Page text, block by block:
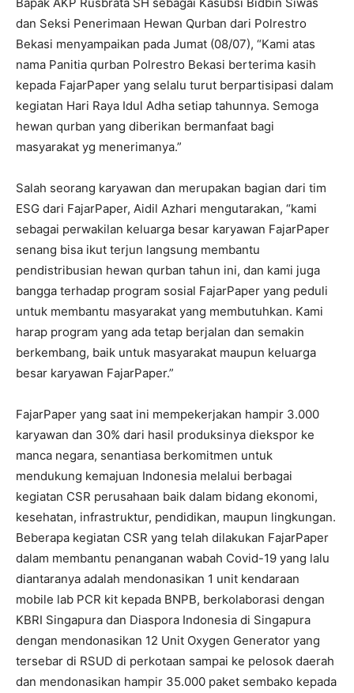
dan Seksi Penerimaan Hewan Qurban dari Polrestro
Bekasi menyampaikan pada Jumat (08/07), “Kami atas
nama Panitia qurban Polrestro Bekasi berterima kasih
kepada FajarPaper yang selalu turut berpartisipasi dalam
kegiatan Hari Raya Idul Adha setiap tahunnya. Semoga
hewan qurban yang diberikan bermanfaat bagi
masyarakat yg menerimanya.”
Salah seorang karyawan dan merupakan bagian dari tim
ESG dari FajarPaper, Aidil Azhari mengutarakan, “kami
sebagai perwakilan keluarga besar karyawan FajarPaper
senang bisa ikut terjun langsung membantu
pendistribusian hewan qurban tahun ini, dan kami juga
bangga terhadap program sosial FajarPaper yang peduli
untuk membantu masyarakat yang membutuhkan. Kami
harap program yang ada tetap berjalan dan semakin
berkembang, baik untuk masyarakat maupun keluarga
besar karyawan FajarPaper.”
FajarPaper yang saat ini mempekerjakan hampir 3.000
karyawan dan 30% dari hasil produksinya diekspor ke
manca negara, senantiasa berkomitmen untuk
mendukung kemajuan Indonesia melalui berbagai
kegiatan CSR perusahaan baik dalam bidang ekonomi,
kesehatan, infrastruktur, pendidikan, maupun lingkungan.
Beberapa kegiatan CSR yang telah dilakukan FajarPaper
dalam membantu penanganan wabah Covid-19 yang lalu
diantaranya adalah mendonasikan 1 unit kendaraan
mobile lab PCR kit kepada BNPB, berkolaborasi dengan
KBRI Singapura dan Diaspora Indonesia di Singapura
dengan mendonasikan 12 Unit Oxygen Generator yang
tersebar di RSUD di perkotaan sampai ke pelosok daerah
dan mendonasikan hampir 35.000 paket sembako kepada